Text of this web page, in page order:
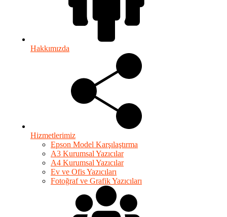
Hakkımızda
Hizmetlerimiz
Epson Model Karşılaştırma
A3 Kurumsal Yazıcılar
A4 Kurumsal Yazıcılar
Ev ve Ofis Yazıcıları
Fotoğraf ve Grafik Yazıcıları